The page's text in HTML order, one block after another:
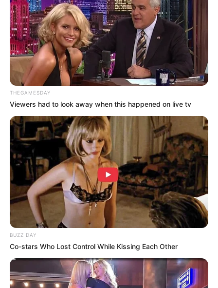
THEGAMESDAY
Viewers had to look away when this happened on live tv
BUZZ DAY
Co-stars Who Lost Control While Kissing Each Other